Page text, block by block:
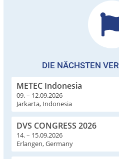
DIE NÄCHSTEN
METEC Indonesia
09. – 12.09.2026
Jarkarta, Indonesia
DVS CONGRESS 2026
14. – 15.09.2026
Erlangen, Germany